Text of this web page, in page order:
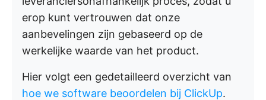
erop kunt vertrouwen dat onze
aanbevelingen zijn gebaseerd op de
werkelijke waarde van het product.
Hier volgt een gedetailleerd overzicht van
hoe we software beoordelen bij ClickUp.